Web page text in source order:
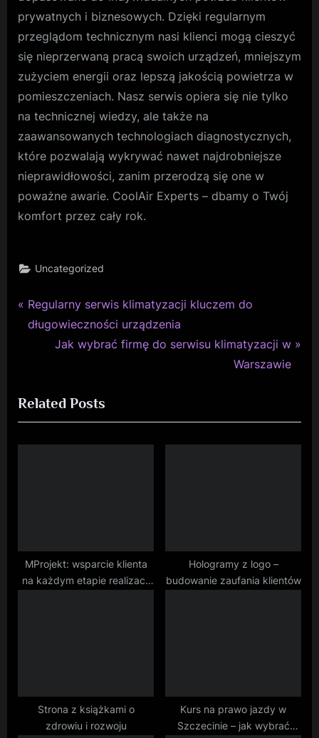
prywatnych i biznesowych. Dzięki regularnym
przeglądom technicznym nasi klienci mogą cieszyć
się nieprzerwaną pracą swoich urządzeń, mniejszym
zużyciem energii oraz lepszą jakością powietrza w
pomieszczeniach. Nasz serwis opiera się nie tylko
na technicznej wiedzy, ale także na
zaawansowanych technologiach diagnostycznych,
które pozwalają wykrywać nawet najdrobniejsze
nieprawidłowości, zanim przerodzą się one w
poważne awarie. CoolAir Experts – dbamy o Twój
komfort przez cały rok.
Uncategorized
Nawigacja
wpisu
P
r
o
u
s
Regularny serwis klimatyzacji kluczem do
długowieczności urządzenia
N
t
P
o
Jak wybrać firmę do serwisu klimatyzacji w
Warszawie
Related Posts
MProjekt: wsparcie klienta
na każdym etapie realizacji
Hologramy z logo –
budowanie zaufania klientów
Strona z książkami o
zdrowiu i rozwoju
Kurs na prawo jazdy w
Szczecinie – jak wybrać